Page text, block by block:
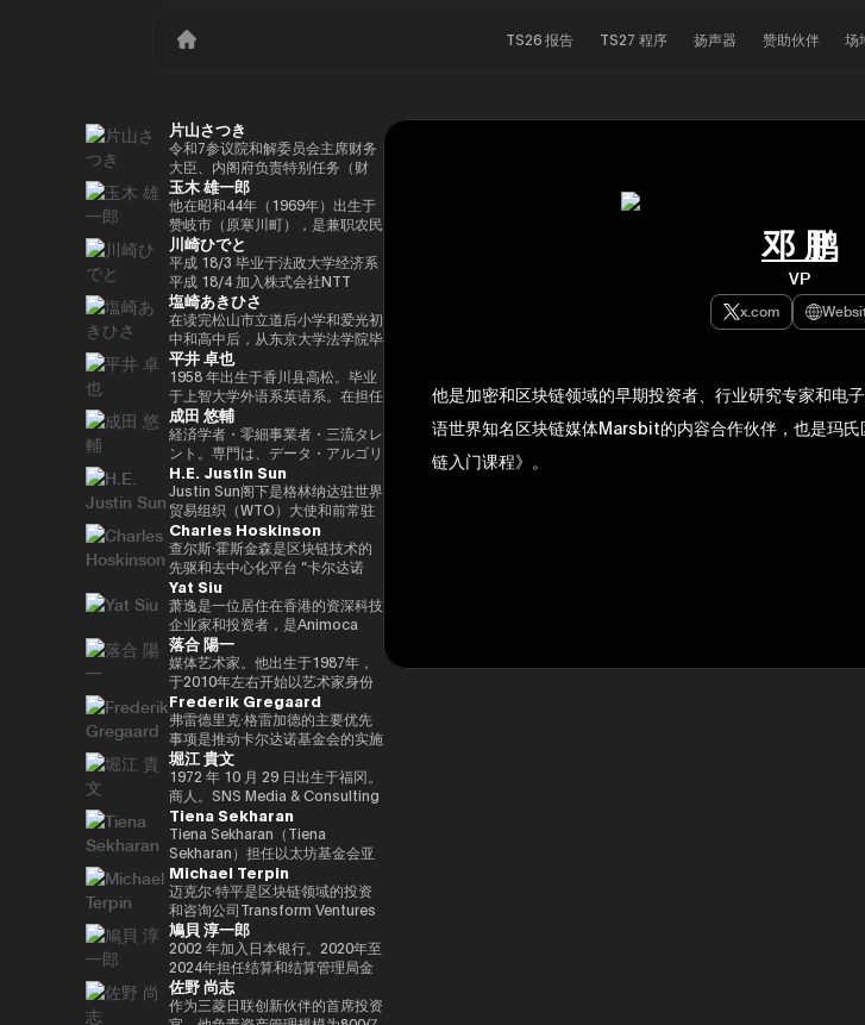
TS26 报告 TS27 程序 扬声器 赞助伙伴 场
片山さつき
令和7参议院和解委员会主席财务
大臣、内阁府负责特别任务（财
政）税收特别措施和补贴审查的部
长（高志内阁）
玉木 雄一郎
他在昭和44年（1969年）出生于
赞岐市（原寒川町），是兼职农民
的长子，他于昭和63（1988）毕
业于高松高中，平成5年（1993
年）毕业于东京大学法学院，同年
加入财政部 ※1 平成9年（1997
年），在平成完成哈佛大学研究生
院（肯尼迪学院）Isei
17（2005），正在竞选第 44 届
众议院选举。在获得70,177张选
票但以浪人身份失败了4年之后，
他在第45届众议院选举中获得了
109,863张选票，在平成
24（2012）第46届众议院选举中
获得79,153张选票，赢得第二个
任期，在平成26（2014）第47届
众议院选举中获得78,797张选
票，并在平成28（2016）民主党
竞选第三个任期进步党代表选举。
他被任命为该党代理秘书长，在平
成29年（2017年）的第48届众议
院选举中获得82,345张选票，并
当选第四任期（由香川县第二区希
望党正式批准），并竞选希望党联
合代表选举。希望党代表（11
月-）平成30年（2018年）全国民
主党联合代表（5月至9月）全国
民主党代表（9月〜）新国民民主
党通过令和2（2020）支部党成立
并成为代表（9月）（9月），在
令和3（2021）第49届众议院选
举的第49届众议院选举中获得
94,530张选票，当选为众议员到
目前为止，第 5 学期
2025.05.01。8月财政部（现为财
务部）在职1997/7至1999/6借调
至外务省（中东第一司）
20007/2001/6 金融厅证券交易监
督委员会 2001/7 至 2002/6 国税
厅大阪国税局总务科科长 2002/7
至 2005/6（负责特别任务的部长
官专家）2005/7 至 2005/8 财政
部首席审计局
川崎ひでと
平成 18/3 毕业于法政大学经济系
平成 18/4 加入株式会社NTT
DOCOMO 平成 29/8 众议院议员
川崎二郎秘书 玲和 3/10 在第 49
届众议院大选中首次当选 玲和
6/10 在第50届众议院大选中连任
玲和 6/11 内务通信国会副大臣
（第二届石原内阁） Reiwa 7/10
数字部长议会副部长、内阁府议会
副部长（第一届高中内阁） 玲和
8/2 数字部长议会副部长、内阁府
议会副部长（第二届高中内阁）
塩崎あきひさ
在读完松山市立道后小学和爱光初
中和高中后，从东京大学法学院毕
业后，他是长岛/小野/常松律师事
务所的合伙人律师。2021年，他
在众议院大选（爱媛县第一区）中
首次当选。前国会卫生、劳工和福
利部副部长。在党内，在经历过副
秘书长的经历后，他成为国会对策
委员会副主席。情报战略部、科
学、技术和创新战略部以及
AI/Web3小组委员会的秘书负责
人。
平井 卓也
1958 年出生于香川县高松。毕业
于上智大学外语系英语系。在担任
电通株式会社、西日本广播公司等
公司的总裁兼代表董事后，他在
2000年的第42届众议院选举中首
次当选。从那时起，他已经连续
10次当选。他先后担任过自民党
经济、工业和总务部主席、政治事
务研究委员会副主席、内阁府（负
责信息技术）大臣、国土、基础设
施、运输和旅游、内阁常务委员会
主席等职务，并以自民党信息技术
战略和特别任务委员会主席的身份
领导自民党的信息技术政策。平成
30/10年第四届安倍改组内阁中任
命了信息技术大臣和负责特殊任务
（科学和技术/知识产权战略/酷日
本战略/太空政策）的部长。负责
数字改革的部长在Reiwa 2的须贺
内阁中就职。第一任数字事务部长
在Reiwa 3就职。现任自民党公共
关系部主任兼数字社会促进部经
理。
成田 悠輔
経済学者・零細事業者・三流タレ
ント。専門は、データ・アルゴリ
ズム・ポエム・思想を組み合わせ
たビジネスと公共政策の想像とデ
ザイン。多分野の学術誌・学会に
研究を発表、多くの企業や自治体
と共同事業を行う。報道・討論・
お笑い・アート・ファッションな
ど多様な動画や雑誌の企画や出演
にも関わる。著書『22世紀の資
本主義：やがてお金は絶滅する』
『22世紀の民主主義：選挙はア
ルゴリズムになり、政治家はネコ
になる』、番組「成田悠輔と愛す
べき非生産性の世界」「夜明け前
のPLAYERS」「成田悠輔の聞か
れちゃいけない話」「walk」
「書く気がおきない」など。
H.E. Justin Sun
Justin Sun阁下是格林纳达驻世界
贸易组织（WTO）大使和前常驻
代表，世界领先的区块链和
DAOTRON的创始人，以及全球
最大的加密货币交易所之一HTX的
顾问。 他也被称为阿里巴巴创始
人马云培育的人，成为 2025/4 年
全球数字资产行业最著名和最有影
响力的人物之一，登上了《福布
斯》杂志的封面。 此外，它在国
际上获得了高度赞誉，例如多次入
选福布斯 “30岁以下30人（消费技
术部门）”。 2025/8 年，我登上
了 “蓝色起源 NS-34” 任务，并作
为世界上第 712 位宇航员前往太
空。 他的兴趣涵盖科技、投资、
艺术、慈善、游戏和太空探索。
Charles Hoskinson
查尔斯·霍斯金森是区块链技术的
先驱和去中心化平台 “卡尔达诺
（卡尔达诺）” 的创始人。他最初
是以太坊的联合创始人之一，在数
学逻辑和密码学方面有着深厚的背
景。卡尔达诺的特点是在学术研究
和同行评审的基础上开发的，旨在
促进金融普惠和智能合约。目前，
他以输入输出全球（IOG）首席执
行官的身份领导卡尔达诺的技术开
发。
Yat Siu
萧逸是一位居住在香港的资深科技
企业家和投资者，是Animoca
Brands的联合创始人兼执行主
席。Animoca Brands是区块链和
游戏领域的全球领导者，其使命是
为全球游戏玩家和互联网用户提供
数字产权。通过这样做，我们的目
标是实现一个更公平的数字框架，
这将有助于建立新的资产类别、边
玩边赚的经济和开放的元宇宙。
Yat 于 1990 年在德国雅达利开始
了他的职业生涯。1995年，他移
居香港，创立了香港
Cybercity/Freenation，这是亚
洲第一个免费网页和免费电子邮件
服务提供商。1998 年，他创立了
Outblaze，该公司被公认为多语
言白标网络服务的先驱。
Outblaze的消息业务于2009年被
出售给了IBM，然后Outblaze转
变为孵化器，旨在促进在数字娱乐
领域开发服务和产品的项目和公
落合 陽一
媒体艺术家。他出生于1987年，
于2010年左右开始以艺术家身份
工作。她的作品以物化、转型和对
边界地区群众的钦佩为主题。筑波
大学/东京大学副教授，2025年日
本国际博览会（大阪/关西世博
会）主题项目制作人。写真集《渴
望弥撒（2019年阿曼那）》和
NFT作品《波浪的再数字化
（2021年基金会）》等获得了
2016年PrixarElectronica荣誉
奖、欧盟的StartsPrize和2019年
SXSWCreative
ExperienceArrowardsCreative
ExperienceArrowards。《阿波
罗》杂志40岁以下40位艺术与科
技，亚洲数字艺术奖卓越奖，以及
日本媒体艺术节艺术部评审委员会
推荐的许多作品。
Frederik Gregaard
弗雷德里克·格雷加德的主要优先
事项是推动卡尔达诺基金会的实施
战略，领导每项使命的整合和执
行，并实现快速价值创造，以使用
卡尔达诺实现包容性和公平的增
长。在加入基金会之前，他在瑞士
和斯堪的纳维亚国家工作了17年
以上，在专业服务和金融行业工
作，专注于资本市场、数字资产管
理、私人银行和交易基础设施。
堀江 貴文
1972 年 10 月 29 日出生于福冈。
商人。SNS Media & Consulting
Co., Ltd. 的创始人目前，他们活
跃于火箭开发、应用生产以及作为
预防医学促进协会对人们进行预防
医学教育等各个领域。会员制在线
沙龙 “堀江隆文创新大学（HIU）”
正在开发各种项目，拥有近700名
会员。
http://salon.horiemon.com 这
本书《如果你花钱，就用它来保护
自己的身体》。“CHATGPT 与
“没有未来工作的人”、“2035 年日
Tiena Sekharan
Tiena Sekharan（Tiena
Sekharan）担任以太坊基金会亚
太地区（APAC）地区机构负责
人，并通过促进企业领域的采用来
领导以太坊生态系统的发展。他的
职业生涯始于传统金融行业，曾担
任雷曼兄弟、法国巴黎银行和摩根
大通等重要职位。在加入以太坊基
金会之前，我属于摩根大通的区块
链部门KineXYS，负责推广摩根大
Michael Terpin
迈克尔·特平是区块链领域的投资
和咨询公司Transform Ventures
的创始人兼首席执行官，同时也是
Supercycle Genesis Partners,
LP的首席执行官兼首席投资官
（CIO）。该基金是世界上第一个
专门研究比特币的算法加密资产对
鳩貝 淳一郎
2002 年加入日本银行。2020年至
2024年担任结算和结算管理局金
融科技小组负责人。2024-2025
年，金融科技中心副主任兼数字货
佐野 尚志
作为三菱日联创新伙伴的首席投资
邓 鹏
VP
x.com
他是加密和区块链领域的早期投资者、行业研究专家和电
语世界知名区块链媒体Marsbit的内容合作伙伴，也是玛
链入门课程》。